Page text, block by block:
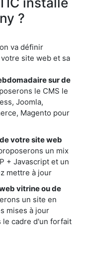
?
va définir
site web et sa
sur de
le CMS le
Joomla,
Magento pour
votre site web
un mix
+ Javascript et un
mettre à jour
vitrine ou de
un site en
mises à jour
le cadre d'un forfait